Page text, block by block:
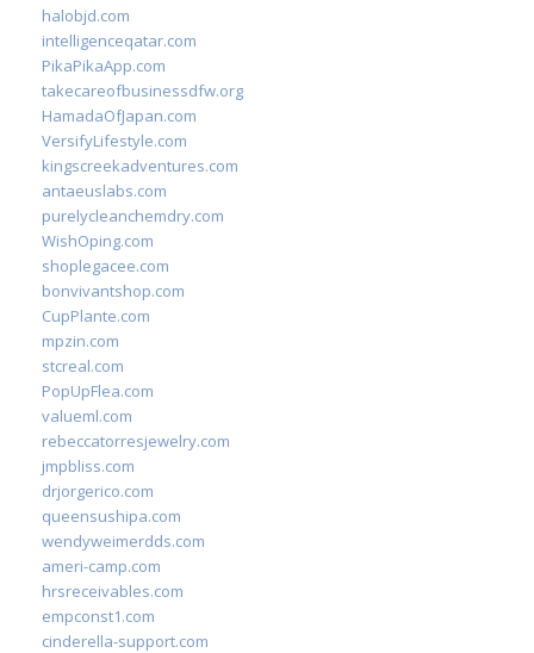
halobjd.com
intelligenceqatar.com
PikaPikaApp.com
takecareofbusinessdfw.org
HamadaOfJapan.com
VersifyLifestyle.com
kingscreekadventures.com
antaeuslabs.com
purelycleanchemdry.com
WishOping.com
shoplegacee.com
bonvivantshop.com
CupPlante.com
mpzin.com
stcreal.com
PopUpFlea.com
valueml.com
rebeccatorresjewelry.com
jmpbliss.com
drjorgerico.com
queensushipa.com
wendyweimerdds.com
ameri-camp.com
hrsreceivables.com
empconst1.com
cinderella-support.com